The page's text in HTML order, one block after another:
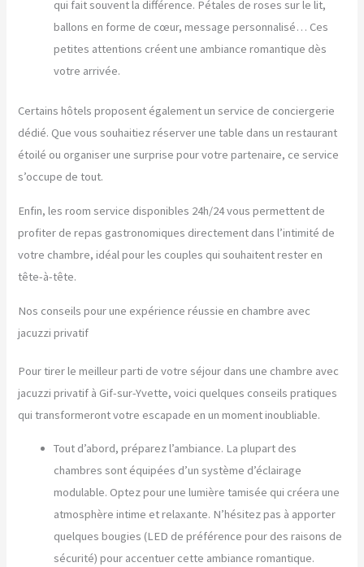
qui fait souvent la différence. Pétales de roses sur le lit,
ballons en forme de cœur, message personnalisé… Ces
petites attentions créent une ambiance romantique dès
votre arrivée.
Certains hôtels proposent également un service de conciergerie
dédié. Que vous souhaitiez réserver une table dans un restaurant
étoilé ou organiser une surprise pour votre partenaire, ce service
s’occupe de tout.
Enfin, les room service disponibles 24h/24 vous permettent de
profiter de repas gastronomiques directement dans l’intimité de
votre chambre, idéal pour les couples qui souhaitent rester en
tête-à-tête.
Nos conseils pour une expérience réussie en chambre avec
jacuzzi privatif
Pour tirer le meilleur parti de votre séjour dans une chambre avec
jacuzzi privatif à Gif-sur-Yvette, voici quelques conseils pratiques
qui transformeront votre escapade en un moment inoubliable.
Tout d’abord, préparez l’ambiance. La plupart des
chambres sont équipées d’un système d’éclairage
modulable. Optez pour une lumière tamisée qui créera une
atmosphère intime et relaxante. N’hésitez pas à apporter
quelques bougies (LED de préférence pour des raisons de
sécurité) pour accentuer cette ambiance romantique.